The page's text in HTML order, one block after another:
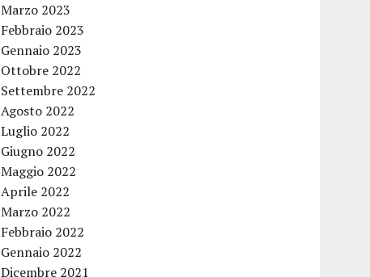
Marzo 2023
Febbraio 2023
Gennaio 2023
Ottobre 2022
Settembre 2022
Agosto 2022
Luglio 2022
Giugno 2022
Maggio 2022
Aprile 2022
Marzo 2022
Febbraio 2022
Gennaio 2022
Dicembre 2021